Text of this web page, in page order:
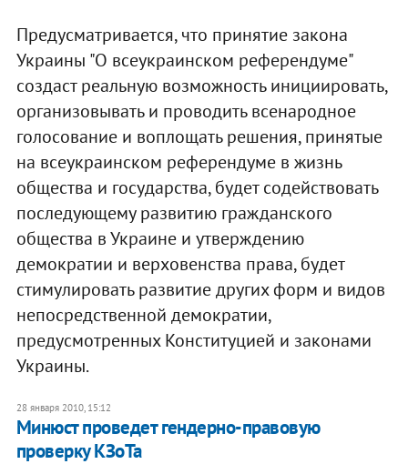
Предусматривается, что принятие закона
Украины "О всеукраинском референдуме"
создаст реальную возможность инициировать,
организовывать и проводить всенародное
голосование и воплощать решения, принятые
на всеукраинском референдуме в жизнь
общества и государства, будет содействовать
последующему развитию гражданского
общества в Украине и утверждению
демократии и верховенства права, будет
стимулировать развитие других форм и видов
непосредственной демократии,
предусмотренных Конституцией и законами
Украины.
28 января 2010, 15:12
Минюст проведет гендерно-правовую
проверку КЗоТа